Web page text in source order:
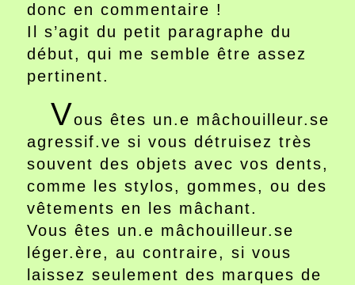
donc en commentaire !
Il s’agit du petit paragraphe du
début, qui me semble être assez
pertinent.
Vous êtes un.e mâchouilleur.se
agressif.ve si vous détruisez très
souvent des objets avec vos dents,
comme les stylos, gommes, ou des
vêtements en les mâchant.
Vous êtes un.e mâchouilleur.se
léger.ère, au contraire, si vous
laissez seulement des marques de